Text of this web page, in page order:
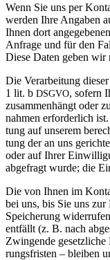
Wenn Sie uns per
werden Ihre Angaben
Ihnen dort
Anfrage und für den
Diese Daten geben
Die Ver­ar­bei­tung
1 lit. b DSGVO, sofern
zusam­men­hängt oder
nahmen erfor­der­lich
tung auf unserem
tung der an uns
oder auf Ihrer
abge­fragt wurde; die
Die von Ihnen im
bei uns, bis Sie uns
Spei­che­rung
ent­fällt (z. B. nach
Zwin­gende
rungs­fristen – bleiben